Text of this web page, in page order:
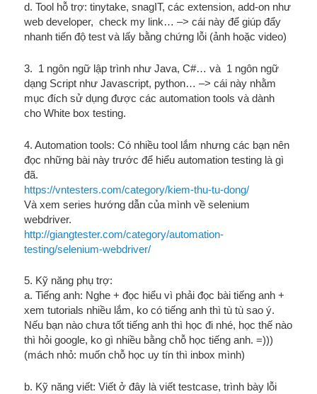
d. Tool hỗ trợ: tinytake, snagIT, các extension, add-on như
web developer, check my link… –> cái này để giúp đẩy
nhanh tiến độ test và lấy bằng chứng lỗi (ảnh hoặc video)
3. 1 ngôn ngữ lập trình như Java, C#… và 1 ngôn ngữ
dạng Script như Javascript, python… –> cái này nhằm
mục đích sử dụng được các automation tools và dành
cho White box testing.
4. Automation tools: Có nhiều tool lắm nhưng các bạn nên
đọc những bài này trước để hiểu automation testing là gì
đã.
https://vntesters.com/category/kiem-thu-tu-dong/
Và xem series hướng dẫn của mình về selenium
webdriver.
http://giangtester.com/category/automation-
testing/selenium-webdriver/
5. Kỹ năng phụ trợ:
a. Tiếng anh: Nghe + đọc hiểu vì phải đọc bài tiếng anh +
xem tutorials nhiều lắm, ko có tiếng anh thì tù tù sao ý.
Nếu bạn nào chưa tốt tiếng anh thì học đi nhé, học thế nào
thì hỏi google, ko gì nhiều bằng chỗ học tiếng anh. =)))
(mách nhỏ: muốn chỗ học uy tín thì inbox mình)
b. Kỹ năng viết: Viết ở đây là viết testcase, trình bày lỗi